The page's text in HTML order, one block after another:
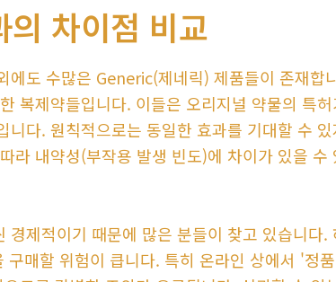
차이점 비교
에도 수많은 Generic(제네릭) 제품들이 존재합
복제약들입니다. 이들은 오리지널 약물의 특
니다. 원칙적으로는 동일한 효과를 기대할 수
라 내약성(부작용 발생 빈도)에 차이가 있을 수
경제적이기 때문에 많은 분들이 찾고 있습니다.
구매할 위험이 큽니다. 특히 온라인 상에서 '정